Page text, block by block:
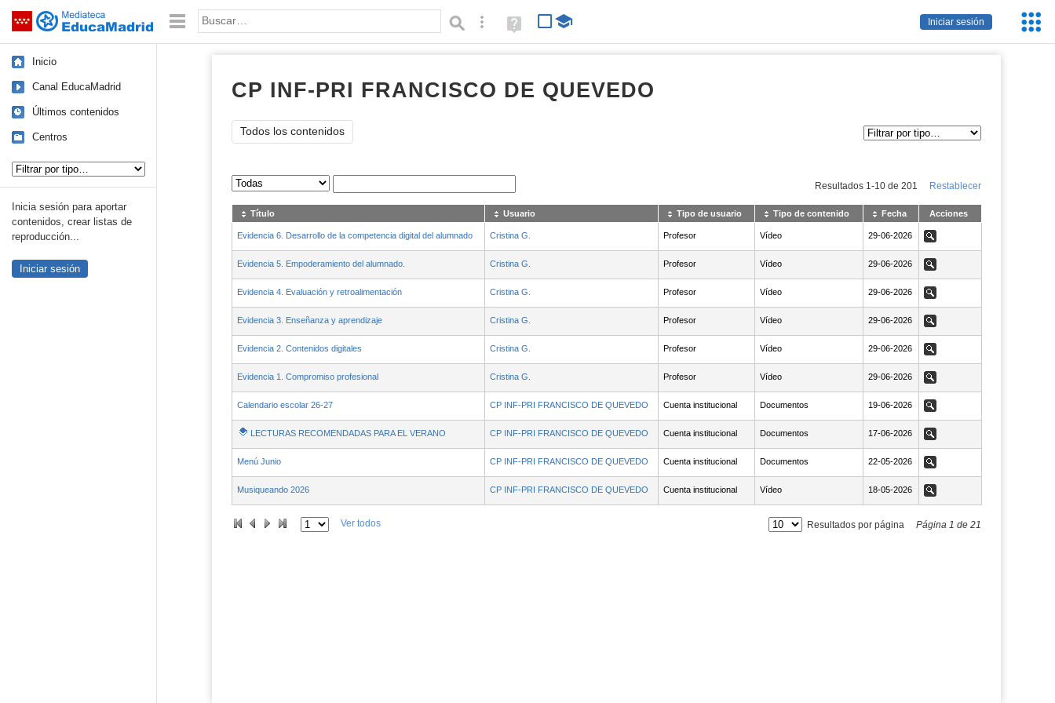
Saltar navegación
Iniciar sesión
Palabra o frase: Búsqueda avanzada
Ayuda
(en
Inicio
Canal EducaMadrid
Últimos contenidos
Centros
Inicia sesión para aportar
contenidos, crear listas de
reproducción...
Iniciar sesión
CP INF-PRI FRANCISCO DE QUEVEDO
Todos los contenidos
Sus archivos Resultados 1 -10de 201 Restablecer
Título Usuario Tipo de usuario Tipo de contenido Fecha Acciones
Evidencia 6. Desarrollo de la competencia digital del alumnado Cristina G. Profesor Vídeo NaN29-06-2026
29-06-2026 Ver
Evidencia 5. Empoderamiento del alumnado. Cristina G. Profesor Vídeo NaN29-06-2026
29-06-2026 Ver
Evidencia 4. Evaluación y retroalimentación Cristina G. Profesor Vídeo NaN29-06-2026
29-06-2026 Ver
Evidencia 3. Enseñanza y aprendizaje Cristina G. Profesor Vídeo NaN29-06-2026
29-06-2026 Ver
Evidencia 2. Contenidos digitales Cristina G. Profesor Vídeo NaN29-06-2026
29-06-2026 Ver
Evidencia 1. Compromiso profesional Cristina G. Profesor Vídeo NaN29-06-2026
29-06-2026 Ver
Calendario escolar 26-27 CP INF-PRI FRANCISCO DE QUEVEDO Cuenta institucional Documentos NaN19-06-2026
19-06-2026 Ver
LECTURAS RECOMENDADAS PARA EL VERANO CP INF-PRI FRANCISCO DE QUEVEDO Cuenta institucional Documentos NaN17-06-2026
17-06-2026 Ver
Menú Junio CP INF-PRI FRANCISCO DE QUEVEDO Cuenta institucional Documentos NaN22-05-2026
22-05-2026 Ver
Musiqueando 2026 CP INF-PRI FRANCISCO DE QUEVEDO Cuenta institucional Vídeo NaN18-05-2026
18-05-2026 Ver
Ver todos Resultados por página Página 1 de 21